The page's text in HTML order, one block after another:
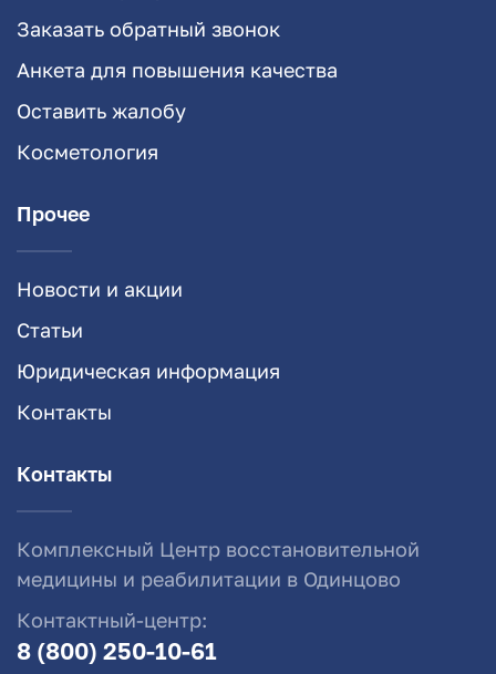
Заказать обратный звонок
Анкета для повышения качества
Оставить жалобу
Косметология
Прочее
Новости и акции
Статьи
Юридическая информация
Контакты
Контакты
Комплексный Центр восстановительной
медицины и реабилитации в Одинцово
Контактный-центр:
8 (800) 250-10-61